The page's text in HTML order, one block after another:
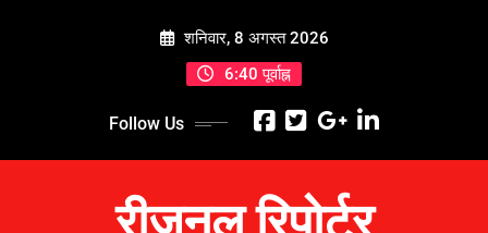
शनिवार, 8 अगस्त 2026
6:40 पूर्वाह्न
Follow Us